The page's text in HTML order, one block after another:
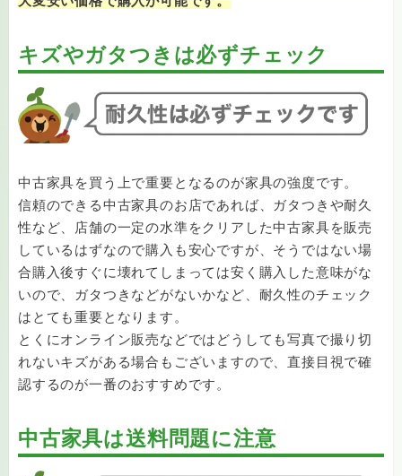
キズやガタつきは必ずチェック
中古家具を買う上で重要となるのが家具の強度です。
信頼のできる中古家具のお店であれば、ガタつきや耐久
性など、店舗の一定の水準をクリアした中古家具を販売
しているはずなので購入も安心ですが、そうではない場
合購入後すぐに壊れてしまっては安く購入した意味がな
いので、ガタつきなどがないかなど、耐久性のチェック
はとても重要となります。
とくにオンライン販売などではどうしても写真で撮り切
れないキズがある場合もございますので、直接目視で確
認するのが一番のおすすめです。
中古家具は送料問題に注意